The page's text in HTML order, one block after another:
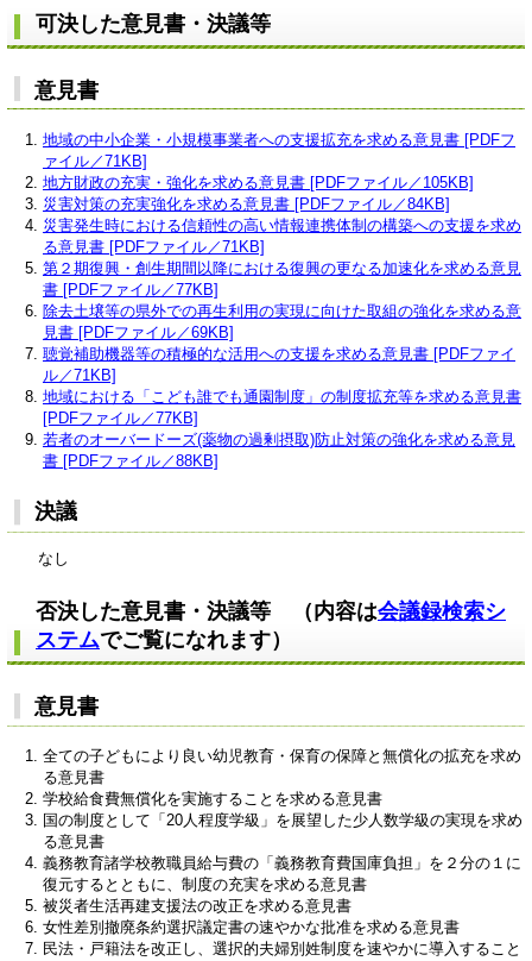
可決した意見書・決議等
意見書
地域の中小企業・小規模事業者への支援拡充を求める意見書 [PDFフ
ァイル／71KB]
地方財政の充実・強化を求める意見書 [PDFファイル／105KB]
災害対策の充実強化を求める意見書 [PDFファイル／84KB]
災害発生時における信頼性の高い情報連携体制の構築への支援を求め
る意見書 [PDFファイル／71KB]
第２期復興・創生期間以降における復興の更なる加速化を求める意見
書 [PDFファイル／77KB]
除去土壌等の県外での再生利用の実現に向けた取組の強化を求める意
見書 [PDFファイル／69KB]
聴覚補助機器等の積極的な活用への支援を求める意見書 [PDFファイ
ル／71KB]
地域における「こども誰でも通園制度」の制度拡充等を求める意見書
[PDFファイル／77KB]
若者のオーバードーズ(薬物の過剰摂取)防止対策の強化を求める意見
書 [PDFファイル／88KB]
決議
なし
否決した意見書・決議等 （内容は会議録検索シ
ステムでご覧になれます）
意見書
全ての子どもにより良い幼児教育・保育の保障と無償化の拡充を求め
る意見書
学校給食費無償化を実施することを求める意見書
国の制度として「20人程度学級」を展望した少人数学級の実現を求め
る意見書
義務教育諸学校教職員給与費の「義務教育費国庫負担」を２分の１に
復元するとともに、制度の充実を求める意見書
被災者生活再建支援法の改正を求める意見書
女性差別撤廃条約選択議定書の速やかな批准を求める意見書
民法・戸籍法を改正し、選択的夫婦別姓制度を速やかに導入すること